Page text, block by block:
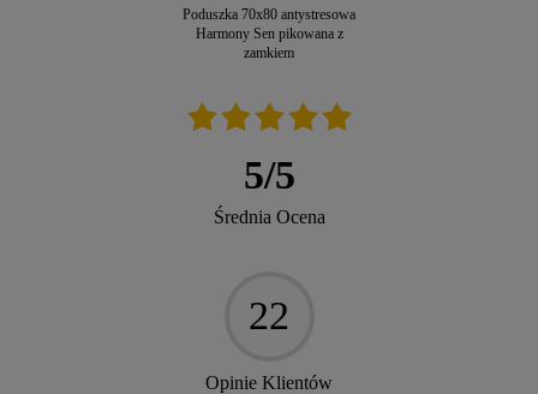
Poduszka 70x80 antystresowa
Harmony Sen pikowana z
zamkiem
5/5
Średnia Ocena
22
Opinie Klientów